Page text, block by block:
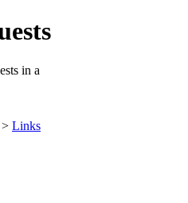
> Links